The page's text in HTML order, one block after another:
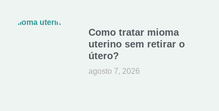
Como tratar mioma
uterino sem retirar o
útero?
agosto 7, 2026